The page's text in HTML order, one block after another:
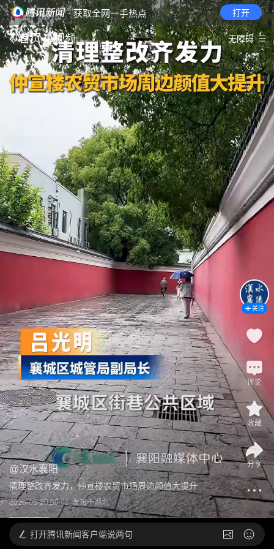
· 获取全网一手热点 打开
首页 视频 无障碍
@汉水襄阳
清理整改齐发力，仲宣楼农贸市场周边颜值大提升
2026-05-20 00:02 发布于湖北
关注
评论
收藏
分享
打开腾讯新闻客户端说两句